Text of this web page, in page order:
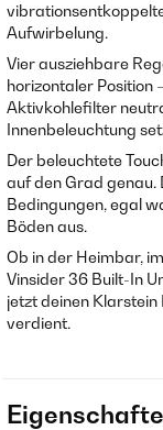
Aufwirbelung.
Vier ausziehbare
horizontaler Position
Aktivkohlefilter
Innenbeleuchtung
Der beleuchtete
auf den Grad genau.
Bedingungen, egal
Böden aus.
Ob in der Heimbar,
Vinsider 36 Built-In
jetzt deinen
verdient.